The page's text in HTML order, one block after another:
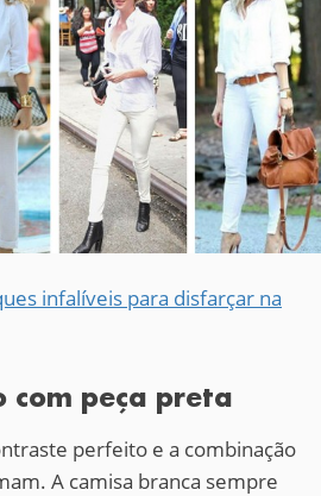
infalíveis para disfarçar na
com peça preta
perfeito e a combinação
A camisa branca sempre